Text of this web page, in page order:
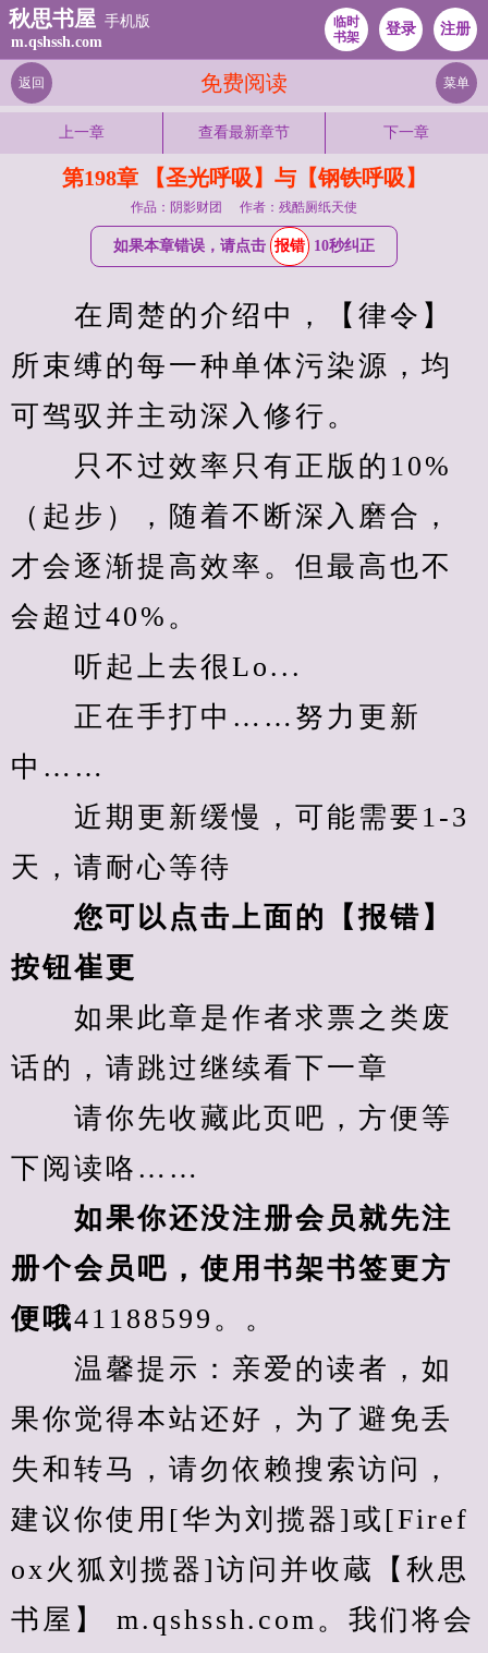
秋思书屋 手机版
m.qshssh.com
临时
书架
登录 注册
免费阅读
返回 菜单
上一章 查看最新章节 下一章
第198章 【圣光呼吸】与【钢铁呼吸】
作品：阴影财团 作者：残酷厕纸天使
如果本章错误，请点击 报错 10秒纠正
在周楚的介绍中，【律令】
所束缚的每一种单体污染源，均
可驾驭并主动深入修行。
只不过效率只有正版的10%
（起步），随着不断深入磨合，
才会逐渐提高效率。但最高也不
会超过40%。
听起上去很Lo...
正在手打中……努力更新
中……
近期更新缓慢，可能需要1-3
天，请耐心等待
您可以点击上面的【报错】
按钮崔更
如果此章是作者求票之类废
话的，请跳过继续看下一章
请你先收藏此页吧，方便等
下阅读咯……
如果你还没注册会员就先注
册个会员吧，使用书架书签更方
便哦41188599。。
温馨提示：亲爱的读者，如
果你觉得本站还好，为了避免丢
失和转马，请勿依赖搜索访问，
建议你使用[华为刘揽器]或[Firef
ox火狐刘揽器]访问并收蔵【秋思
书屋】 m.qshssh.com。我们将会